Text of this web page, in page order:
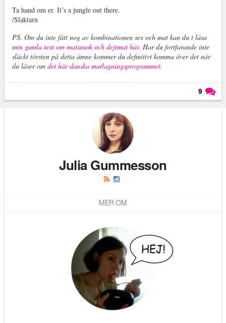
Ta hand om er. It’s a jungle out there.
/Slaktarn
PS. Om du inte fått nog av kombinationen sex och mat kan du t läsa
min gamla text om matsnusk och dejtmat här. Har du fortfarande inte
släckt törsten på detta ämne kommer du definitivt komma över det när
du läser om det här danska matlagningsprogrammet.
9
Julia Gummesson
MER OM